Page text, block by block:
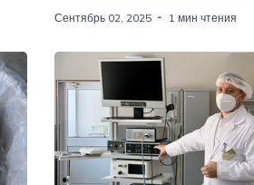
Сентябрь 02, 2025 1 мин чтения